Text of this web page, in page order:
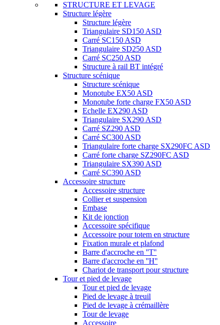
STRUCTURE ET LEVAGE
Structure légère
Structure légère
Triangulaire SD150 ASD
Carré SC150 ASD
Triangulaire SD250 ASD
Carré SC250 ASD
Structure à rail BT intégré
Structure scénique
Structure scénique
Monotube EX50 ASD
Monotube forte charge FX50 ASD
Echelle EX290 ASD
Triangulaire SX290 ASD
Carré SZ290 ASD
Carré SC300 ASD
Triangulaire forte charge SX290FC ASD
Carré forte charge SZ290FC ASD
Triangulaire SX390 ASD
Carré SC390 ASD
Accessoire structure
Accessoire structure
Collier et suspension
Embase
Kit de jonction
Accessoire spécifique
Accessoire pour totem en structure
Fixation murale et plafond
Barre d'accroche en ''T''
Barre d'accroche en ''H''
Chariot de transport pour structure
Tour et pied de levage
Tour et pied de levage
Pied de levage à treuil
Pied de levage à crémaillère
Tour de levage
Accessoire